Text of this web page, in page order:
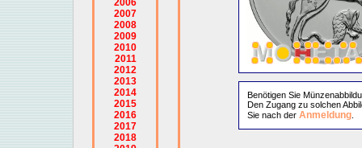
2006
2007
2008
2009
2010
2011
2012
2013
2014
2015
2016
2017
2018
Benötigen Sie
Den Zugang zu solchen
Sie nach der Anmeldung.